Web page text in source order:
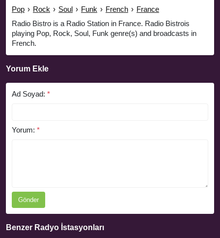
Pop › Rock › Soul › Funk › French › France
Radio Bistro is a Radio Station in France. Radio Bistrois
playing Pop, Rock, Soul, Funk genre(s) and broadcasts in
French.
Yorum Ekle
Ad Soyad: *
Yorum: *
Gönder
Benzer Radyo İstasyonları